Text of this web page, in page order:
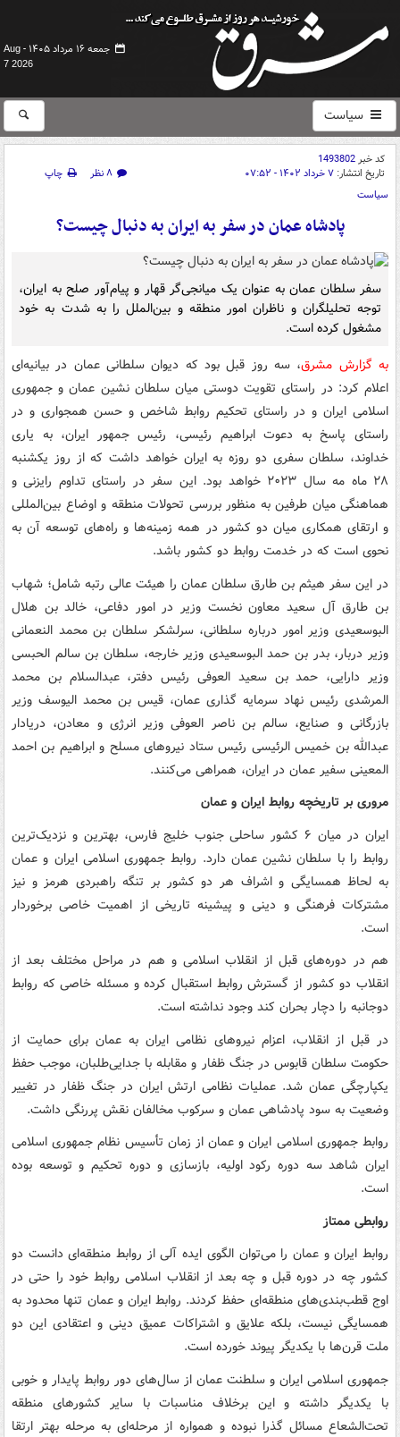
جمعه ۱۶ مرداد ۱۴۰۵ -
Aug
7 2026
سیاست
کد خبر1493802
تاریخ انتشار: ۷ خرداد ۱۴۰۲ - ۰۷:۵۲ ۸ نظر
چاپ
سیاست
پادشاه عمان در سفر به ایران به دنبال چیست؟
سفر سلطان عمان به عنوان یک میانجی‌گر قهار و پیام‌آور صلح به ایران،
توجه تحلیلگران و ناظران امور منطقه و بین‌الملل را به شدت به خود
مشغول کرده است.
به گزارش مشرق، سه روز قبل بود که دیوان سلطانی عمان در بیانیه‌ای
اعلام کرد: در راستای تقویت دوستی میان سلطان نشین عمان و جمهوری
اسلامی ایران و در راستای تحکیم روابط شاخص و حسن همجواری و در
راستای پاسخ به دعوت ابراهیم رئیسی، رئیس جمهور ایران، به یاری
خداوند، سلطان سفری دو روزه به ایران خواهد داشت که از روز یکشنبه
۲۸ ماه مه سال ۲۰۲۳ خواهد بود. این سفر در راستای تداوم رایزنی و
هماهنگی میان طرفین به منظور بررسی تحولات منطقه و اوضاع بین‌المللی
و ارتقای همکاری میان دو کشور در همه زمینه‌ها و راه‌های توسعه آن به
نحوی است که در خدمت روابط دو کشور باشد.
در این سفر هیثم بن طارق سلطان عمان را هیئت عالی رتبه شامل؛ شهاب
بن طارق آل سعید معاون نخست وزیر در امور دفاعی، خالد بن هلال
البوسعیدی وزیر امور درباره سلطانی، سرلشکر سلطان بن محمد النعمانی
وزیر دربار، بدر بن حمد البوسعیدی وزیر خارجه، سلطان بن سالم الحبسی
وزیر دارایی، حمد بن سعید العوفی رئیس دفتر، عبدالسلام بن محمد
المرشدی رئیس نهاد سرمایه گذاری عمان، قیس بن محمد الیوسف وزیر
بازرگانی و صنایع، سالم بن ناصر العوفی وزیر انرژی و معادن، دریادار
عبدالله بن خمیس الرئیسی رئیس ستاد نیروهای مسلح و ابراهیم بن احمد
المعینی سفیر عمان در ایران، همراهی می‌کنند.
مروری بر تاریخچه روابط ایران و عمان
ایران در میان ۶ کشور ساحلی جنوب خلیج فارس، بهترین و نزدیک‌ترین
روابط را با سلطان نشین عمان دارد. روابط جمهوری اسلامی ایران و عمان
به لحاظ همسایگی و اشراف هر دو کشور بر تنگه راهبردی هرمز و نیز
مشترکات فرهنگی و دینی و پیشینه تاریخی از اهمیت خاصی برخوردار
است.
هم در دوره‌های قبل از انقلاب اسلامی و هم در مراحل مختلف بعد از
انقلاب دو کشور از گسترش روابط استقبال کرده و مسئله خاصی که روابط
دوجانبه را دچار بحران کند وجود نداشته است.
در قبل از انقلاب، اعزام نیروهای نظامی ایران به عمان برای حمایت از
حکومت سلطان قابوس در جنگ ظفار و مقابله با جدایی‌طلبان، موجب حفظ
یکپارچگی عمان شد. عملیات نظامی ارتش ایران در جنگ ظفار در تغییر
وضعیت به سود پادشاهی عمان و سرکوب مخالفان نقش پررنگی داشت.
روابط جمهوری اسلامی ایران و عمان از زمان تأسیس نظام جمهوری اسلامی
ایران شاهد سه دوره رکود اولیه، بازسازی و دوره تحکیم و توسعه بوده
است.
روابطی ممتاز
روابط ایران و عمان را می‌توان الگوی ایده آلی از روابط منطقه‌ای دانست دو
کشور چه در دوره قبل و چه بعد از انقلاب اسلامی روابط خود را حتی در
اوج قطب‌بندی‌های منطقه‌ای حفظ کردند. روابط ایران و عمان تنها محدود به
همسایگی نیست، بلکه علایق و اشتراکات عمیق دینی و اعتقادی این دو
ملت قرن‌ها با یکدیگر پیوند خورده است.
جمهوری اسلامی ایران و سلطنت عمان از سال‌های دور روابط پایدار و خوبی
با یکدیگر داشته و این برخلاف مناسبات با سایر کشورهای منطقه
تحت‌الشعاع مسائل گذرا نبوده و همواره از مرحله‌ای به مرحله بهتر ارتقا